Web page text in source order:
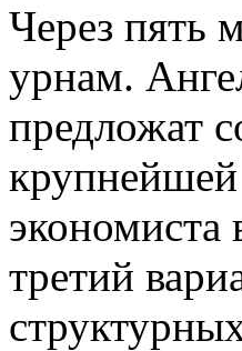
Через пять
урнам.
предложат
третий